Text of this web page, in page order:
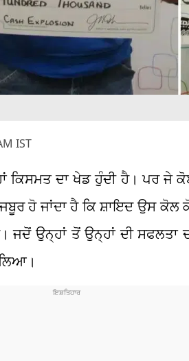
IST
ਕਿਸਮਤ ਦਾ ਖੇਡ ਹੁੰਦੀ ਹੈ। ਪਰ
ਹੋ ਜਾਂਦਾ ਹੈ ਕਿ ਸ਼ਾਇਦ ਉਸ ਕੋਲ
ਜਦੋਂ ਉਨ੍ਹਾਂ ਤੋਂ ਉਨ੍ਹਾਂ ਦੀ